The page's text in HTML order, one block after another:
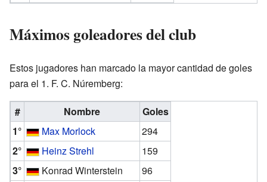
Máximos goleadores del club
Estos jugadores han marcado la mayor cantidad de goles
para el 1. F. C. Núremberg:
# Nombre
Goles
1°
Max Morlock
294
2°
Heinz Strehl
159
3°
Konrad Winterstein
96